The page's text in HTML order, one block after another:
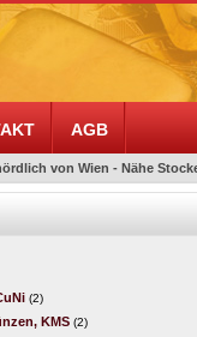
AGB
von Wien - Nähe
(2)
KMS (2)